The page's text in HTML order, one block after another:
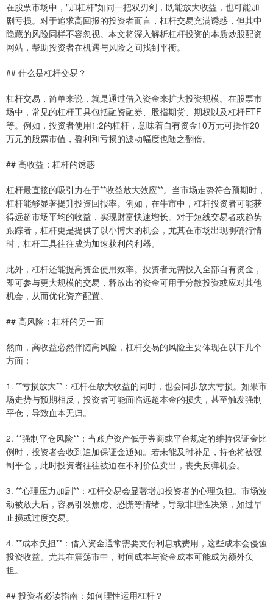
在股票市场中，"加杠杆"如同一把双刃剑，既能放大收益，也可能加
剧亏损。对于追求高回报的投资者而言，杠杆交易充满诱惑，但其中
隐藏的风险同样不容忽视。本文将深入解析杠杆投资的本质炒股配资
网站，帮助投资者在机遇与风险之间找到平衡。
## 什么是杠杆交易？
杠杆交易，简单来说，就是通过借入资金来扩大投资规模。在股票市
场中，常见的杠杆工具包括融资融券、股指期货、期权以及杠杆ETF
等。例如，投资者使用1:2的杠杆，意味着自有资金10万元可操作20
万元的股票市值，盈利和亏损的波动幅度也随之翻倍。
## 高收益：杠杆的诱惑
杠杆最直接的吸引力在于**收益放大效应**。当市场走势符合预期时，
杠杆能够显著提升投资回报率。例如，在牛市中，杠杆投资者可能获
得远超市场平均的收益，实现财富快速增长。对于短线交易者或趋势
跟踪者，杠杆更是提供了以小博大的机会，尤其在市场出现明确行情
时，杠杆工具往往成为加速获利的利器。
此外，杠杆还能提高资金使用效率。投资者无需投入全部自有资金，
即可参与更大规模的交易，释放出的资金可用于分散投资或应对其他
机会，从而优化资产配置。
## 高风险：杠杆的另一面
然而，高收益必然伴随高风险，杠杆交易的风险主要体现在以下几个
方面：
1. **亏损放大**：杠杆在放大收益的同时，也会同步放大亏损。如果市
场走势与预期相反，投资者可能面临远超本金的损失，甚至触发强制
平仓，导致血本无归。
2. **强制平仓风险**：当账户资产低于券商或平台规定的维持保证金比
例时，投资者会收到追加保证金通知。若未能及时补足，持仓将被强
制平仓，此时投资者往往被迫在不利价位卖出，丧失反弹机会。
3. **心理压力加剧**：杠杆交易会显著增加投资者的心理负担。市场波
动被放大后，容易引发焦虑、恐慌等情绪，导致非理性决策，如过早
止损或过度交易。
4. **成本负担**：借入资金通常需要支付利息或费用，这些成本会侵蚀
投资收益。尤其在震荡市中，时间成本与资金成本可能成为额外负
担。
## 投资者必读指南：如何理性运用杠杆？